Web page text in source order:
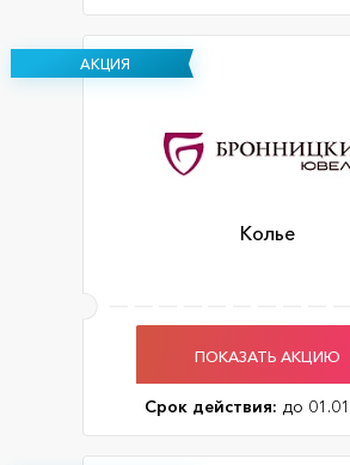
АКЦИЯ
Колье
ПОКАЗАТЬ АКЦИЮ
Срок действия: до